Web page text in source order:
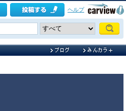
ヘルプ